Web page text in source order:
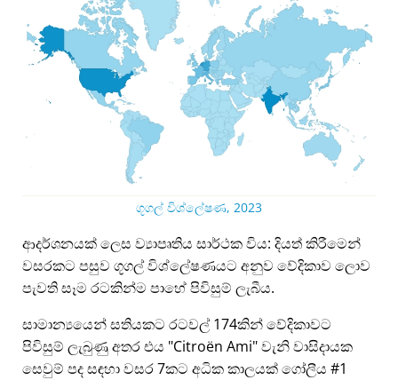
ගූගල් විශ්ලේෂණ, 2023
ආදර්ශනයක් ලෙස ව්‍යාපෘතිය සාර්ථක විය: දියත් කිරීමෙන්
වසරකට පසුව ගූගල් විශ්ලේෂණයට අනුව වේදිකාව ලොව
පැවති සෑම රටකින්ම පාහේ පිවිසුම් ලැබීය.
සාමාන්‍යයෙන් සතියකට රටවල් 174කින් වේදිකාවට
පිවිසුම් ලැබුණු අතර එය Citroën Ami වැනි වාසිදායක
සෙවුම් පද සඳහා වසර 7කට අධික කාලයක් ගෝලීය #1